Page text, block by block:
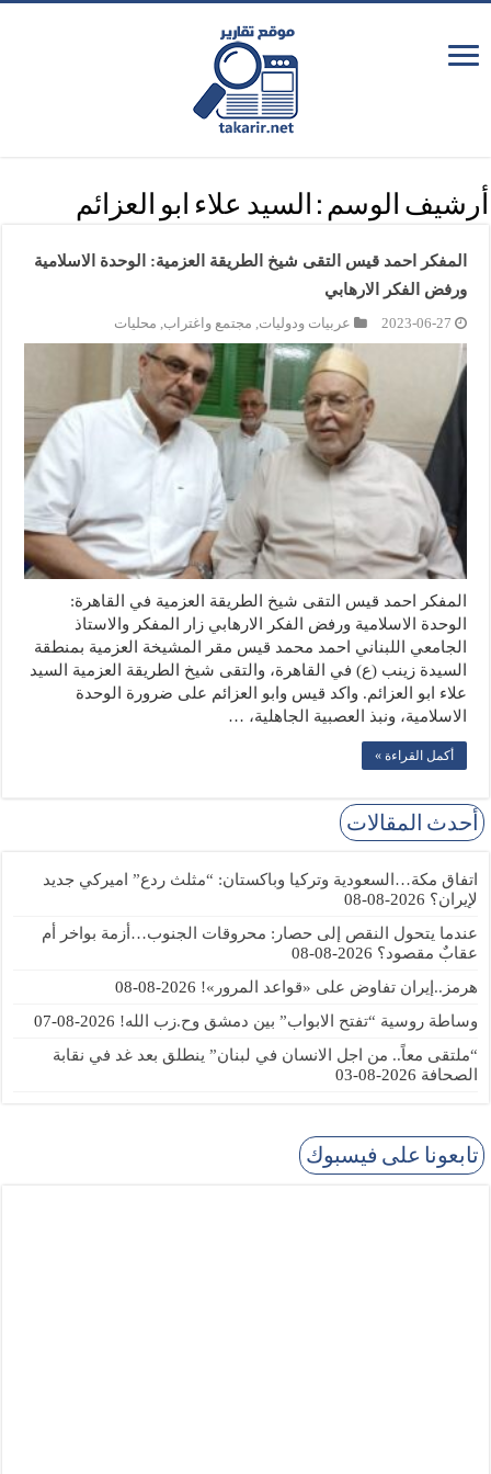
أرشيف الوسم : السيد علاء ابو العزائم
المفكر احمد قيس التقى شيخ الطريقة العزمية: الوحدة الاسلامية
ورفض الفكر الارهابي
2023-06-27 عربيات ودوليات, مجتمع واغتراب, محليات
المفكر احمد قيس التقى شيخ الطريقة العزمية في القاهرة:
الوحدة الاسلامية ورفض الفكر الارهابي زار المفكر والاستاذ
الجامعي اللبناني احمد محمد قيس مقر المشيخة العزمية بمنطقة
السيدة زينب (ع) في القاهرة، والتقى شيخ الطريقة العزمية السيد
علاء ابو العزائم. واكد قيس وابو العزائم على ضرورة الوحدة
الاسلامية، ونبذ العصبية الجاهلية، …
أكمل القراءة »
أحدث المقالات
اتفاق مكة…السعودية وتركيا وباكستان: “مثلث ردع” اميركي جديد
لإيران؟ 2026-08-08
عندما يتحول النقص إلى حصار: محروقات الجنوب…أزمة بواخر أم
عقابٌ مقصود؟ 2026-08-08
هرمز..إيران تفاوض على «قواعد المرور»! 2026-08-08
وساطة روسية “تفتح الابواب” بين دمشق وح.زب الله! 2026-08-07
“ملتقى معاً.. من اجل الانسان في لبنان” ينطلق بعد غد في نقابة
الصحافة 2026-08-03
تابعونا على فيسبوك